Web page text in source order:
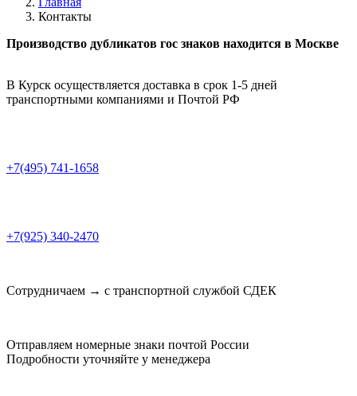
Контакты
Производство дубликатов гос знаков находится в Москве
В Курск осуществляется доставка в срок 1-5 дней
транспортными компаниями и Почтой РФ
+7(495) 741-1658
+7(925) 340-2470
Сотрудничаем → с транспортной службой СДЕК
Отправляем номерные знаки почтой России
Подробности уточняйте у менеджера